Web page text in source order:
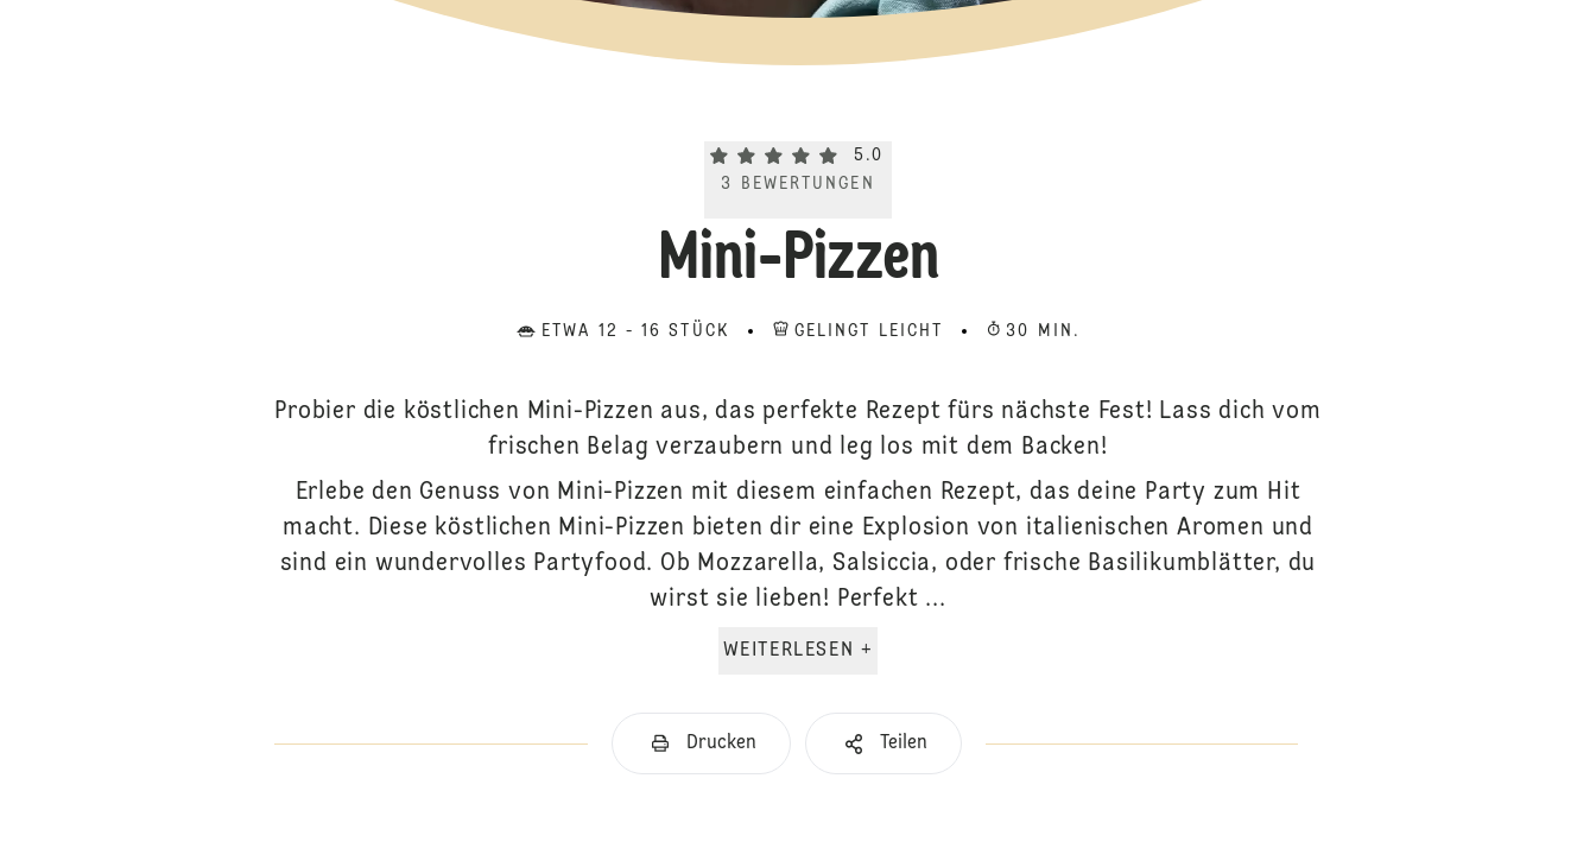
Current rating 5.0. Click to rate.
5.0
3
BEWERTUNGEN
Mini-Pizzen
ETWA 12 - 16 STÜCK GELINGT LEICHT 30 MIN.
Probier die köstlichen Mini-Pizzen aus, das perfekte Rezept fürs nächste Fest! Lass dich vom
frischen Belag verzaubern und leg los mit dem Backen!
Erlebe den Genuss von Mini-Pizzen mit diesem einfachen Rezept, das deine Party zum Hit
macht. Diese köstlichen Mini-Pizzen bieten dir eine Explosion von italienischen Aromen und
sind ein wundervolles Partyfood. Ob Mozzarella, Salsiccia, oder frische Basilikumblätter, du
wirst sie lieben! Perfekt ...
WEITERLESEN +
Drucken Teilen